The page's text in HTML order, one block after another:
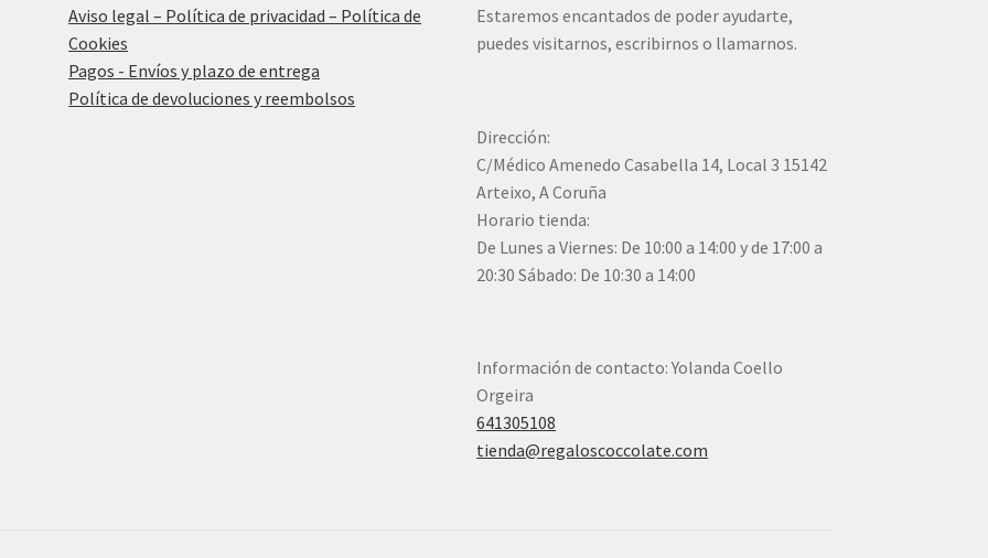
Aviso legal – Política de privacidad – Política de
Cookies
Pagos - Envíos y plazo de entrega
Política de devoluciones y reembolsos
Estaremos encantados de poder ayudarte,
puedes visitarnos, escribirnos o llamarnos.
Dirección:
C/Médico Amenedo Casabella 14, Local 3 15142
Arteixo, A Coruña
Horario tienda:
De Lunes a Viernes: De 10:00 a 14:00 y de 17:00 a
20:30 Sábado: De 10:30 a 14:00
Información de contacto: Yolanda Coello
Orgeira
641305108
tienda@regaloscoccolate.com